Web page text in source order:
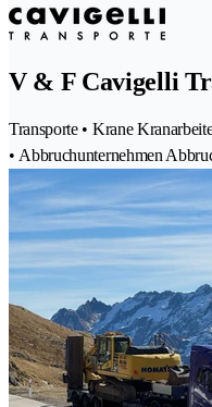
V & F Cavigelli
Transporte • Krane
• Abbruchunternehmen